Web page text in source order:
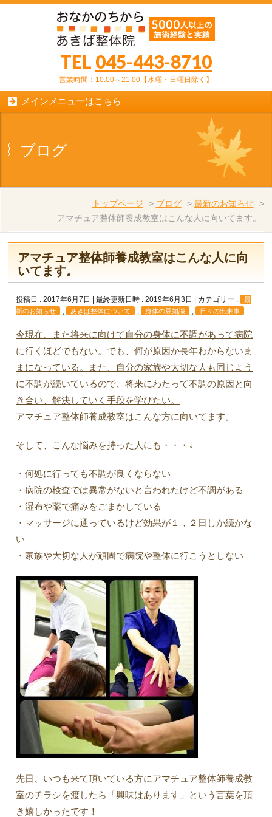
TEL 045-443-8710
営業時間：10:00～21:00【水曜・日曜日除く】
メインメニューはこちら
ブログ
トップページ > ブログ > 最新のお知らせ >
アマチュア整体師養成教室はこんな人に向いてます。
アマチュア整体師養成教室はこんな人に向
いてます。
投稿日 : 2017年6月7日 最終更新日時 : 2019年6月3日 カテゴリー :
最
新のお知らせ
あきば整体について 身体の豆知識 日々の出来事
今現在、また将来に向けて自分の身体に不調があって病院
に行くほどでもない。でも、何が原因か長年わからないま
まになっている。また、自分の家族や大切な人も同じよう
に不調が続いているので、将来にわたって不調の原因と向
き合い、解決していく手段を学びたい。
アマチュア整体師養成教室はこんな方に向いてます。
そして、こんな悩みを持った人にも・・・↓
・何処に行っても不調が良くならない
・病院の検査では異常がないと言われたけど不調がある
・湿布や薬で痛みをごまかしている
・マッサージに通っているけど効果が１，２日しか続かな
い
・家族や大切な人が頑固で病院や整体に行こうとしない
先日、いつも来て頂いている方にアマチュア整体師養成教
室のチラシを渡したら「興味はあります」という言葉を頂
き嬉しかったです！